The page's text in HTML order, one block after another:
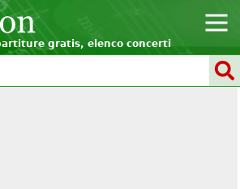
gratis, elenco concerti